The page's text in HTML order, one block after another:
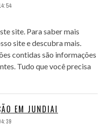
site. Para saber mais
site e descubra mais.
contidas são informações
Tudo que você precisa
EM JUNDIAI